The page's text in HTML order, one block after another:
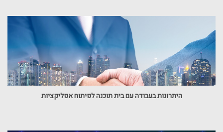
היתרונות בעבודה עם בית תוכנה לפיתוח אפליקציות